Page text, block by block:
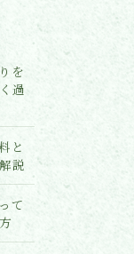
を
過
と
説
て